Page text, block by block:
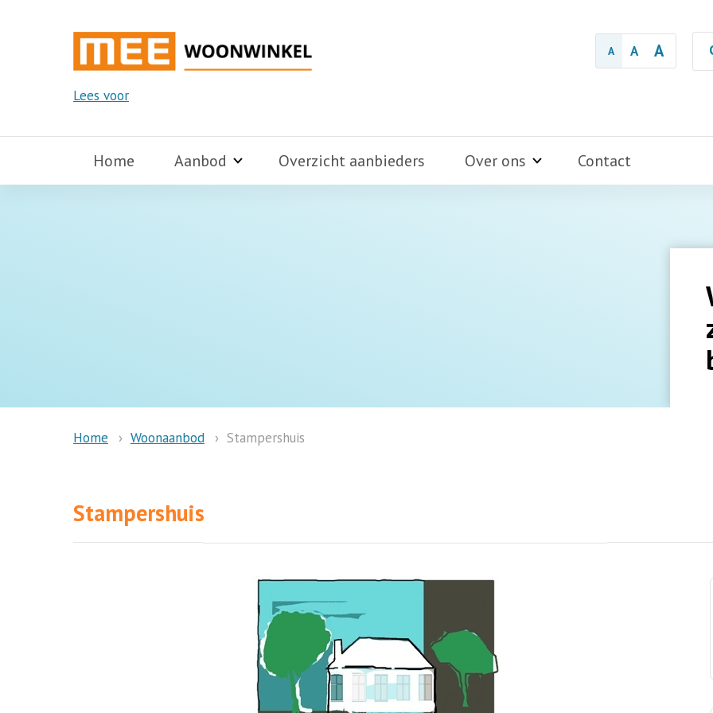
A A A
Lees voor
Home Aanbod Overzicht aanbieders Over ons Contact
Home Woonaanbod Stampershuis
Stampershuis